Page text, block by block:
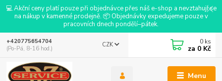
💻 Akční ceny platí pouze při objednávce přes náš e-shop a nevztahují se
na nákup v kamenné prodejně. 📦 Objednávky expedujeme pouze v
pracovních dnech pondělí–pátek.
Menu
CZK
+420775654704
(Po-Pá, 8-16 hod.)
0 ks
za 0 Kč